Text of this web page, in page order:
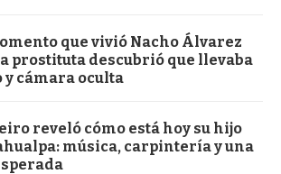
que vivió Nacho Álvarez
prostituta descubrió que llevaba
cámara oculta
reveló cómo está hoy su hijo
música, carpintería y una